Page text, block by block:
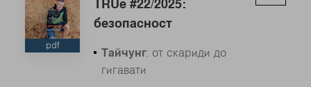
pdf
TRUe #22/2025:
безопасност
Тайчунг: от скариди до
гигавати